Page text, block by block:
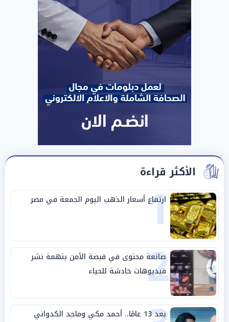
الأكثر قراءة
1
ارتفاع أسعار الذهب اليوم الجمعة في مصر
2
صانعة محتوى في قبضة الأمن بتهمة نشر
فيديوهات خادشة للحياء
بعد 13 عامًا.. أحمد مكي وماجد الكدواني